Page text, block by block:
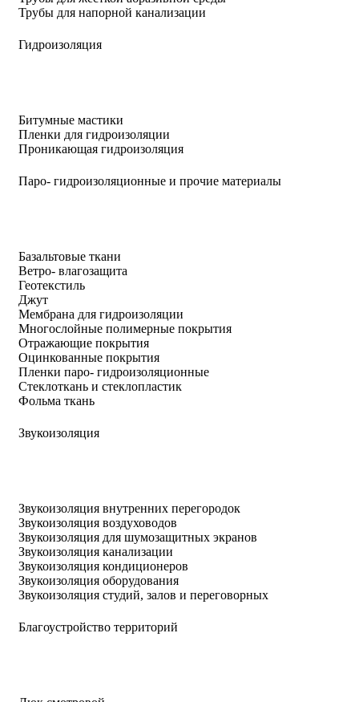
Трубы для напорной канализации
Гидроизоляция
Битумные мастики
Пленки для гидроизоляции
Проникающая гидроизоляция
Паро- гидроизоляционные и прочие материалы
Базальтовые ткани
Ветро- влагозащита
Геотекстиль
Джут
Мембрана для гидроизоляции
Многослойные полимерные покрытия
Отражающие покрытия
Оцинкованные покрытия
Пленки паро- гидроизоляционные
Стеклоткань и стеклопластик
Фольма ткань
Звукоизоляция
Звукоизоляция внутренних перегородок
Звукоизоляция воздуховодов
Звукоизоляция для шумозащитных экранов
Звукоизоляция канализации
Звукоизоляция кондиционеров
Звукоизоляция оборудования
Звукоизоляция студий, залов и переговорных
Благоустройство территорий